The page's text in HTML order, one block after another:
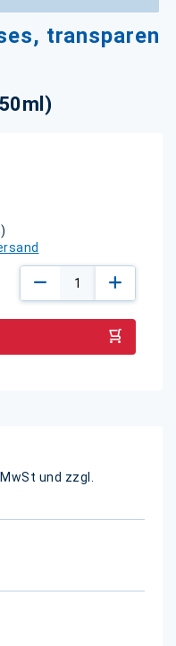
transparen
und zzgl.